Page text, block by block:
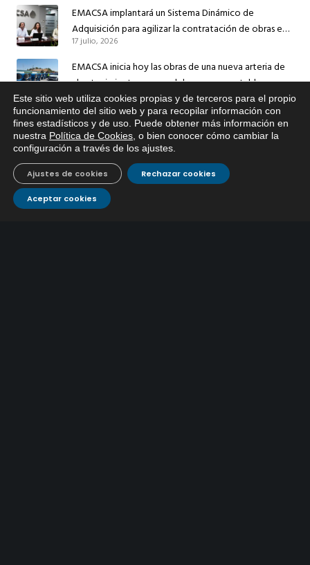
EMACSA implantará un Sistema Dinámico de
Adquisición para agilizar la contratación de obras en
sus redes e instalaciones
17 julio, 2026
EMACSA inicia hoy las obras de una nueva arteria de
abastecimiento y una red de agua no potable en
Ingeniero Ruiz de Azúa
13 julio, 2026
Caracterización ZA Córdoba Red Quemadas- 1ª Sem
2026
9 julio, 2026
Caracterización ZA Córdoba Red Carrera Caballo-1º
Sem 2026
9 julio, 2026
Este sitio web utiliza cookies propias y de terceros para el propio
funcionamiento del sitio web y para recopilar información con
fines estadísticos y de uso. Puede obtener más información en
nuestra Política de Cookies , o bien conocer cómo cambiar la
configuración a través de los ajustes
Aceptar cookies
Rechazar cookies
Ajustes de cookies
Si tiene cualquier duda sobre
EMACSA, haga click abajo.